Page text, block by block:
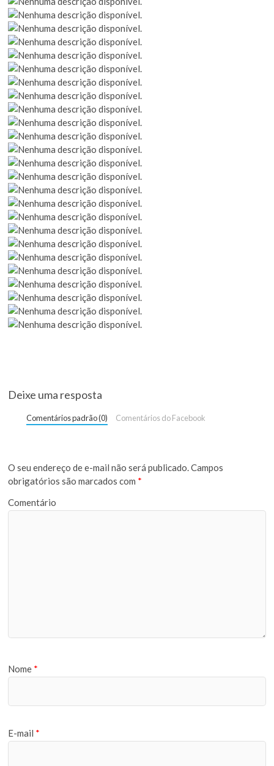
Deixe uma resposta
Comentários padrão (0) Comentários do Facebook
O seu endereço de e-mail não será publicado.Campos
obrigatórios são marcados com *
Comentário
Nome *
E-mail *